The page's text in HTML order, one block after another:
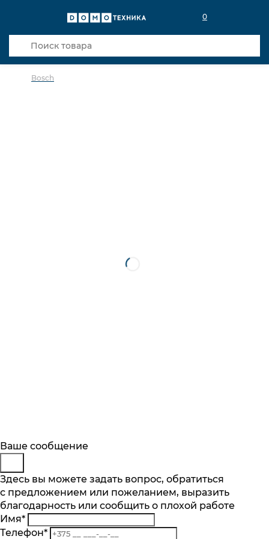
0
Bosch
Описание
Отзывы
Основные характеристики
Категория
Микроволновая печь встраиваемая
Объем камеры, л
Будьте в курсе
Подпишитесь на последние обновления
и узнавайте о новинках и специальных
предложениях первыми
Подписаться
Заказ обратного звонка
Представьтесь
Телефон*
Комментарий
Ваше сообщение
Здесь вы можете задать вопрос, обратиться
с предложением или пожеланием, выразить
благодарность или сообщить о плохой работе
Имя*
Телефон*